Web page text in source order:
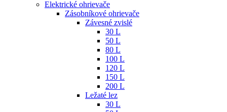
Elektrické ohrievače
Zásobníkové ohrievače
Závesné zvislé
30 L
50 L
80 L
100 L
120 L
150 L
200 L
Ležaté lez
30 L